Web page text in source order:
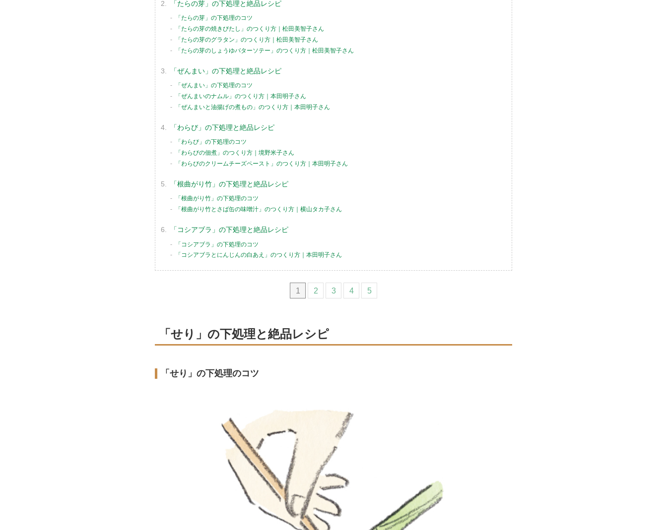
「たらの芽」の下処理と絶品レシピ
「たらの芽」の下処理のコツ
「たらの芽の焼きびたし」のつくり方｜松田美智子さん
「たらの芽のグラタン」のつくり方｜松田美智子さん
「たらの芽のしょうゆバターソテー」のつくり方｜松田美智子さん
「ぜんまい」の下処理と絶品レシピ
「ぜんまい」の下処理のコツ
「ぜんまいのナムル」のつくり方｜本田明子さん
「ぜんまいと油揚げの煮もの」のつくり方｜本田明子さん
「わらび」の下処理と絶品レシピ
「わらび」の下処理のコツ
「わらびの佃煮」のつくり方｜境野米子さん
「わらびのクリームチーズペースト」のつくり方｜本田明子さん
「根曲がり竹」の下処理と絶品レシピ
「根曲がり竹」の下処理のコツ
「根曲がり竹とさば缶の味噌汁」のつくり方｜横山タカ子さん
「コシアブラ」の下処理と絶品レシピ
「コシアブラ」の下処理のコツ
「コシアブラとにんじんの白あえ」のつくり方｜本田明子さん
1 2 3 4 5
「せり」の下処理と絶品レシピ
「せり」の下処理のコツ